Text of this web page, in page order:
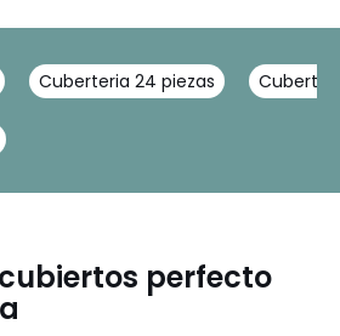
Cuberteria 24 piezas
perfecto